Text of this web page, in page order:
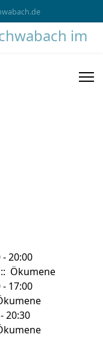
20:00
:: Ökumene
17:00
20:30